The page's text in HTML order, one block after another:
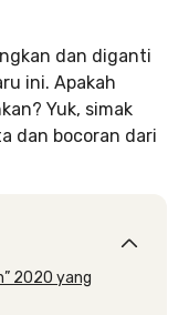
dan diganti
ini. Apakah
Yuk, simak
dan bocoran dari
2020 yang